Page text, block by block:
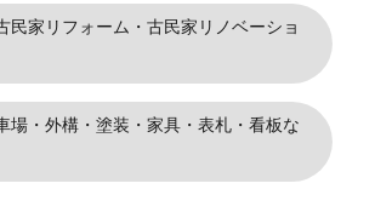
民家リフォーム・古民家リノベーショ
場・外構・塗装・家具・表札・看板な